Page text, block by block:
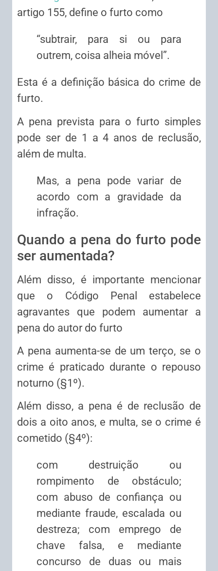
artigo 155, define o furto como
“subtrair, para si ou para
outrem, coisa alheia móvel”.
Esta é a definição básica do crime de
furto.
A pena prevista para o furto simples
pode ser de 1 a 4 anos de reclusão,
além de multa.
Mas, a pena pode variar de
acordo com a gravidade da
infração.
Quando a pena do furto pode
ser aumentada?
Além disso, é importante mencionar
que o Código Penal estabelece
agravantes que podem aumentar a
pena do autor do furto
A pena aumenta-se de um terço, se o
crime é praticado durante o repouso
noturno (§1º).
Além disso, a pena é de reclusão de
dois a oito anos, e multa, se o crime é
cometido (§4º):
com destruição ou
rompimento de obstáculo;
com abuso de confiança ou
mediante fraude, escalada ou
destreza; com emprego de
chave falsa, e mediante
concurso de duas ou mais